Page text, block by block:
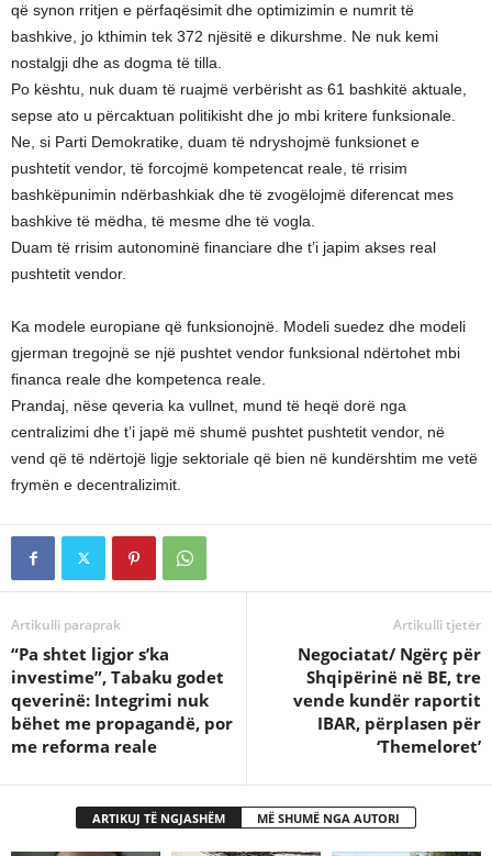
që synon rritjen e përfaqësimit dhe optimizimin e numrit të
bashkive, jo kthimin tek 372 njësitë e dikurshme. Ne nuk kemi
nostalgji dhe as dogma të tilla.
Po kështu, nuk duam të ruajmë verbërisht as 61 bashkitë aktuale,
sepse ato u përcaktuan politikisht dhe jo mbi kritere funksionale.
Ne, si Parti Demokratike, duam të ndryshojmë funksionet e
pushtetit vendor, të forcojmë kompetencat reale, të rrisim
bashkëpunimin ndërbashkiak dhe të zvogëlojmë diferencat mes
bashkive të mëdha, të mesme dhe të vogla.
Duam të rrisim autonominë financiare dhe t’i japim akses real
pushtetit vendor.
Ka modele europiane që funksionojnë. Modeli suedez dhe modeli
gjerman tregojnë se një pushtet vendor funksional ndërtohet mbi
financa reale dhe kompetenca reale.
Prandaj, nëse qeveria ka vullnet, mund të heqë dorë nga
centralizimi dhe t’i japë më shumë pushtet pushtetit vendor, në
vend që të ndërtojë ligje sektoriale që bien në kundërshtim me vetë
frymën e decentralizimit.
Artikulli paraprak
“Pa shtet ligjor s’ka
investime”, Tabaku godet
qeverinë: Integrimi nuk
bëhet me propagandë, por
me reforma reale
Artikulli tjetër
Negociatat/ Ngërç për
Shqipërinë në BE, tre
vende kundër raportit
IBAR, përplasen për
‘Themeloret’
ARTIKUJ TË NGJASHËM MË SHUMË NGA AUTORI